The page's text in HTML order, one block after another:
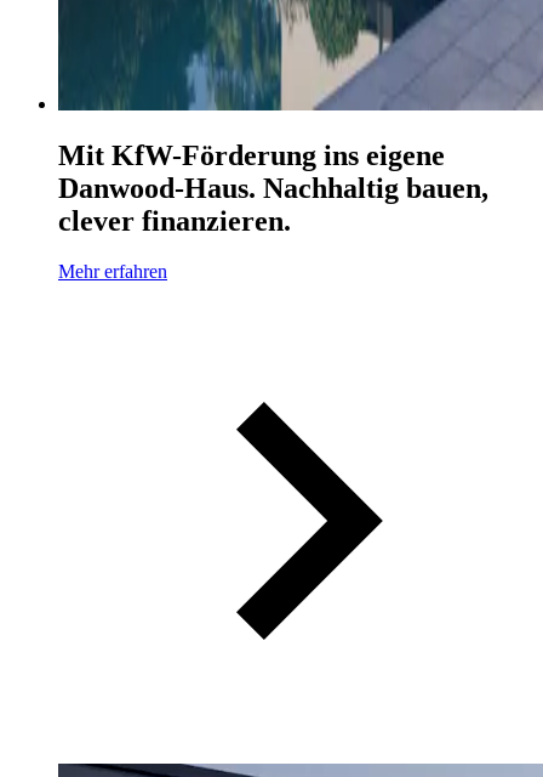
Mit KfW-Förderung ins eigene
Danwood-Haus. Nachhaltig bauen,
clever finanzieren.
Mehr erfahren